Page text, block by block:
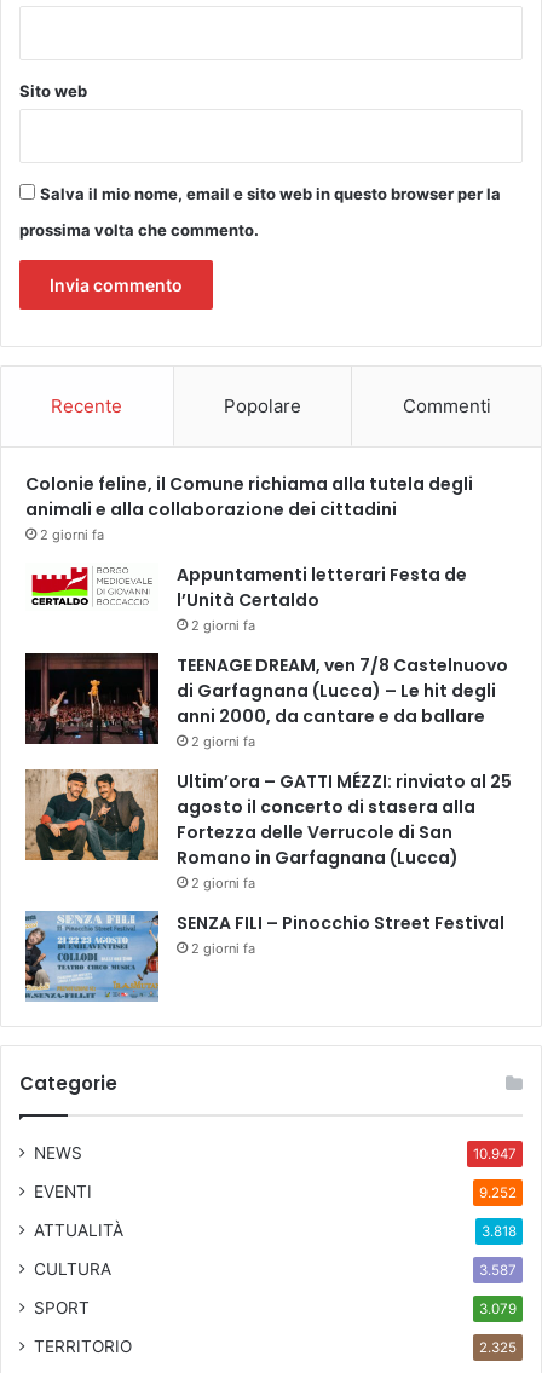
Sito web
Salva il mio nome, email e sito web in questo browser per la
prossima volta che commento.
Recente Popolare Commenti
Colonie feline, il Comune richiama alla tutela degli
animali e alla collaborazione dei cittadini
2 giorni fa
Appuntamenti letterari Festa de
l’Unità Certaldo
2 giorni fa
TEENAGE DREAM, ven 7/8 Castelnuovo
di Garfagnana (Lucca) – Le hit degli
anni 2000, da cantare e da ballare
2 giorni fa
Ultim’ora – GATTI MÉZZI: rinviato al 25
agosto il concerto di stasera alla
Fortezza delle Verrucole di San
Romano in Garfagnana (Lucca)
2 giorni fa
SENZA FILI – Pinocchio Street Festival
2 giorni fa
Categorie
NEWS 10.947
EVENTI 9.252
ATTUALITÀ 3.818
CULTURA 3.587
SPORT 3.079
TERRITORIO 2.325